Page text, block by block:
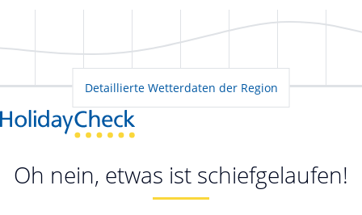
Detaillierte Wetterdaten der Region
Oh nein, etwas ist schiefgelaufen!